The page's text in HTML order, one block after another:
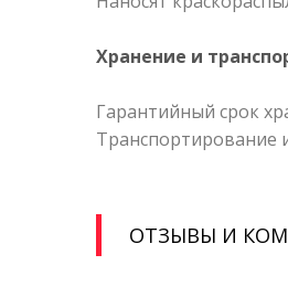
Хранение и
Гарантийный срок
Транспортирование
ОТЗЫВЫ И